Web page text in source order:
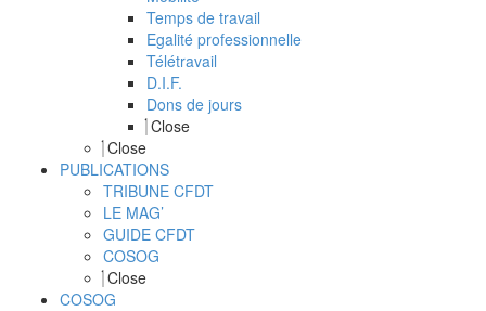
Temps de travail
Egalité professionnelle
Télétravail
D.I.F.
Dons de jours
Close
Close
PUBLICATIONS
TRIBUNE CFDT
LE MAG’
GUIDE CFDT
COSOG
Close
COSOG